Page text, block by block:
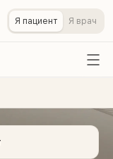
Я пациент Я врач